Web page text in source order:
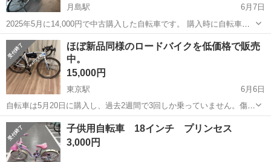
月島駅
6月7日
2025年5月に14,000円で中古購入した自転車です。 購入時に自転車店
で確認してもらい、特に問題はないと言われました。 その後、自分で
以下のものを追加しました。いずれも自転車と一緒にお渡しします。
・自転車用ロック ...
東京 中央区 月島駅 折りたたみ自転車
ほぼ新品同様のロードバイクを低価格で販売
中。
15,000円
東京駅
6月6日
自転車は5月20日に購入し、過去2週間で3回しか乗っていません。傷や
破損はありません。現在、自転車の買い替えを検討しているため、格
安で販売いたします。対面での取引のみ受け付けており、お支払いは
現金またはPayPay送金のみと...
東京 中央区 東京駅 折りたたみ自転車 買い替え
子供用自転車 18インチ プリンセス
3,000円